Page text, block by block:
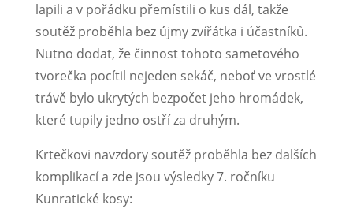
lapili a v pořádku přemístili o kus dál, takže
soutěž proběhla bez újmy zvířátka i účastníků.
Nutno dodat, že činnost tohoto sametového
tvorečka pocítil nejeden sekáč, neboť ve vrostlé
trávě bylo ukrytých bezpočet jeho hromádek,
které tupily jedno ostří za druhým.
Krtečkovi navzdory soutěž proběhla bez dalších
komplikací a zde jsou výsledky 7. ročníku
Kunratické kosy: